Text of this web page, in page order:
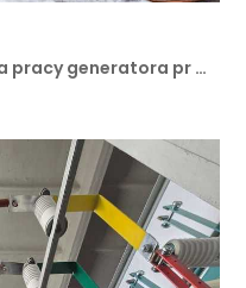
pracy generatora pr …